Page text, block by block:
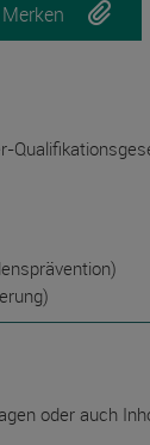
Merken
oder auch